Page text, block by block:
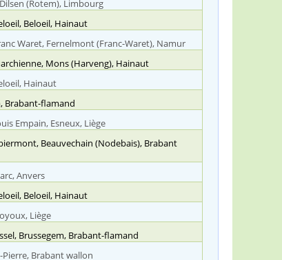
(Rotem), Limbourg
Beloeil, Hainaut
Waret, Fernelmont (Franc-Waret), Namur
Mons (Harveng), Hainaut
Hainaut
Brabant-flamand
Empain, Esneux, Liège
Beauvechain (Nodebais), Brabant
Anvers
Beloeil, Hainaut
Liège
Brussegem, Brabant-flamand
Brabant wallon